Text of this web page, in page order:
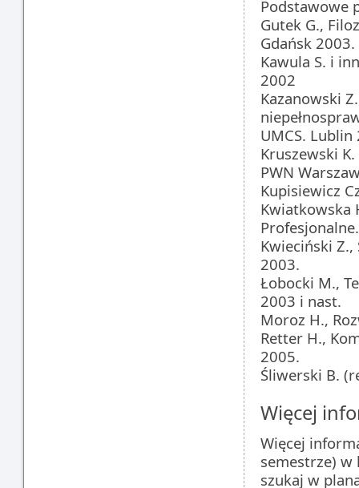
Podstawowe
Gutek G.,
Gdańsk 2003.
Kawula S. i
2002
Kazanowski
UMCS. Lublin
Kruszewski
PWN
Kupisiewicz
Kwiatkowska
Kwieciński Z.,
2003.
Łobocki M.,
2003 i nast.
Moroz H.,
Retter H.,
2005.
Śliwerski B.
Więcej
Więcej
semestrze)
szukaj w